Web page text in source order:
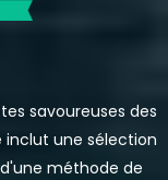
savoureuses des
une sélection
méthode de